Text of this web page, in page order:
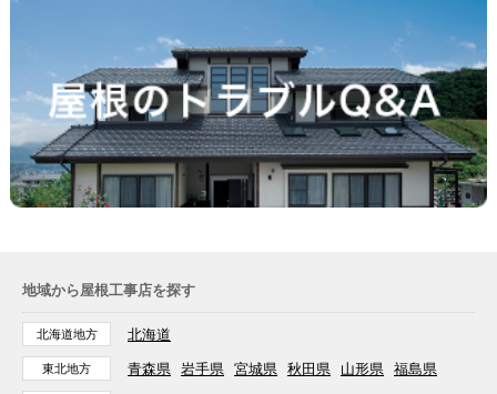
地域から屋根工事店を探す
北海道地方 北海道
東北地方 青森県 岩手県 宮城県 秋田県 山形県 福島県